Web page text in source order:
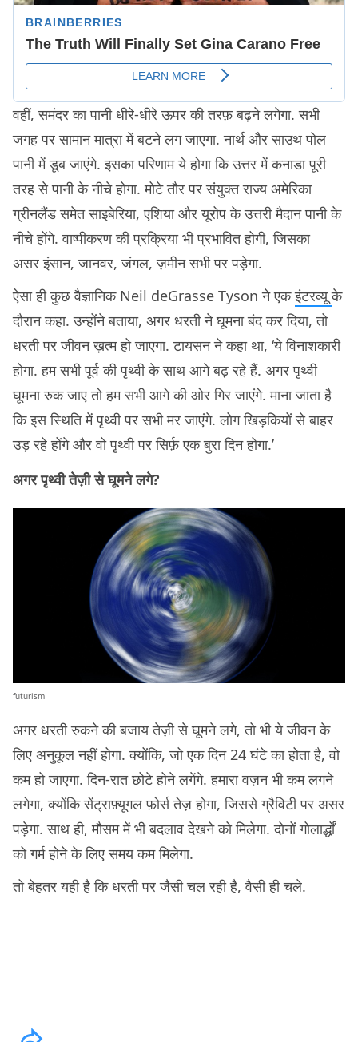
वहीं, समंदर का पानी धीरे-धीरे ऊपर की तरफ़ बढ़ने लगेगा. सभी
जगह पर सामान मात्रा में बटने लग जाएगा. नार्थ और साउथ पोल
पानी में डूब जाएंगे. इसका परिणाम ये होगा कि उत्तर में कनाडा पूरी
तरह से पानी के नीचे होगा. मोटे तौर पर संयुक्त राज्य अमेरिका
ग्रीनलैंड समेत साइबेरिया, एशिया और यूरोप के उत्तरी मैदान पानी के
नीचे होंगे. वाष्पीकरण की प्रक्रिया भी प्रभावित होगी, जिसका
असर इंसान, जानवर, जंगल, ज़मीन सभी पर पड़ेगा.
ऐसा ही कुछ वैज्ञानिक Neil deGrasse Tyson ने एकइंटरव्यूके
दौरान कहा. उन्होंने बताया, अगर धरती ने घूमना बंद कर दिया, तो
धरती पर जीवन ख़त्म हो जाएगा. टायसन ने कहा था, ‘ये विनाशकारी
होगा. हम सभी पूर्व की पृथ्वी के साथ आगे बढ़ रहे हैं. अगर पृथ्वी
घूमना रुक जाए तो हम सभी आगे की ओर गिर जाएंगे. माना जाता है
कि इस स्थिति में पृथ्वी पर सभी मर जाएंगे. लोग खिड़कियों से बाहर
उड़ रहे होंगे और वो पृथ्वी पर सिर्फ़ एक बुरा दिन होगा.’
अगर पृथ्वी तेज़ी से घूमने लगे?
futurism
अगर धरती रुकने की बजाय तेज़ी से घूमने लगे, तो भी ये जीवन के
लिए अनुकूल नहीं होगा. क्योंकि, जो एक दिन 24 घंटे का होता है, वो
कम हो जाएगा. दिन-रात छोटे होने लगेंगे. हमारा वज़न भी कम लगने
लगेगा, क्योंकि सेंट्राफ़्यूगल फ़ोर्स तेज़ होगा, जिससे ग्रैविटी पर असर
पड़ेगा. साथ ही, मौसम में भी बदलाव देखने को मिलेगा. दोनों गोलार्द्धों
को गर्म होने के लिए समय कम मिलेगा.
तो बेहतर यही है कि धरती पर जैसी चल रही है, वैसी ही चले.